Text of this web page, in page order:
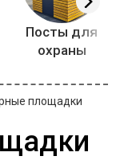
Посты для
охраны
площадки